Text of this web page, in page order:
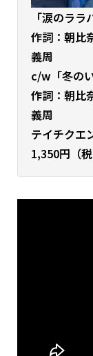
「涙のララ
作詞：朝
義周
c/w「冬の
作詞：朝
義周
テイチク
1,350円（税